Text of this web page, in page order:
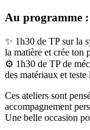
Au programme :
✨ 1h30 de TP sur la
la matière et crée ton
⚙️ 1h30 de TP de
des matériaux et
Ces ateliers sont
accompagnement
Une belle occasion